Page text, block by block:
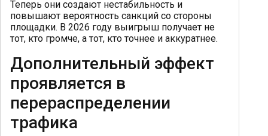
Теперь они создают нестабильность и
повышают вероятность санкций со стороны
площадки. В 2026 году выигрыш получает не
тот, кто громче, а тот, кто точнее и аккуратнее.
Дополнительный эффект
проявляется в
перераспределении
трафика